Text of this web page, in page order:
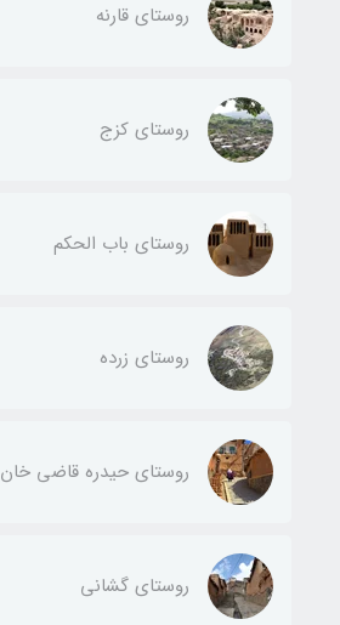
روستای قارنه
روستای کزج
روستای باب الحکم
روستای زرده
روستای حیدره قاضی خان
روستای گشانی